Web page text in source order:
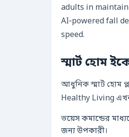
adults in
AI‑powered fall
speed.
স্মার্ট হোম
আধুনিক স্মার্ট হোম
Healthy Living
ভয়েস কমান্ডের
জন্য উপকারী।